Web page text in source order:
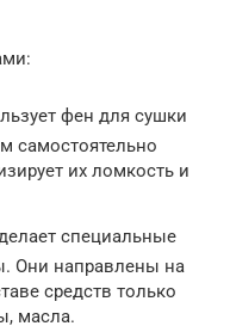
фен для сушки
самостоятельно
их ломкость и
специальные
Они направлены на
средств только
масла.